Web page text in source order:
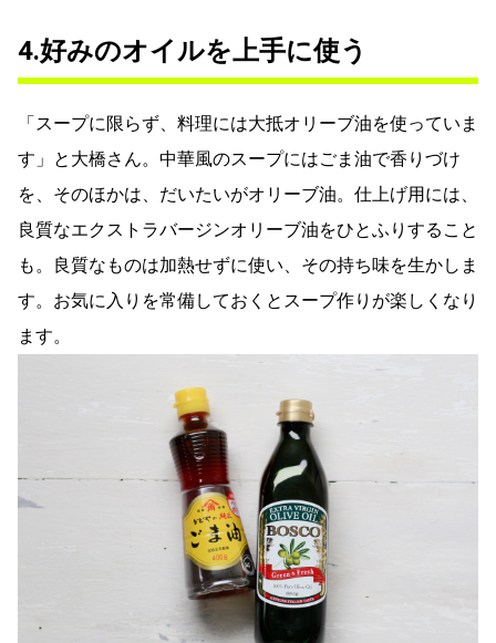
4.好みのオイルを上手に使う
「スープに限らず、料理には大抵オリーブ油を使っていま
す」と大橋さん。中華風のスープにはごま油で香りづけ
を、そのほかは、だいたいがオリーブ油。仕上げ用には、
良質なエクストラバージンオリーブ油をひとふりすること
も。良質なものは加熱せずに使い、その持ち味を生かしま
す。お気に入りを常備しておくとスープ作りが楽しくなり
ます。